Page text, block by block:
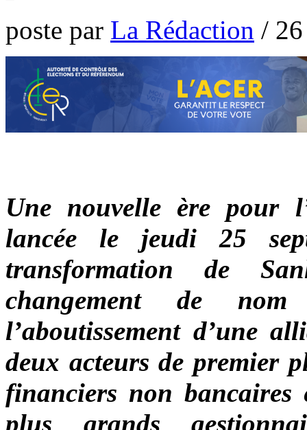
poste par La Rédaction /
Une nouvelle ère pour
lancée le jeudi 25
transformation de
changement de
l’aboutissement d’une
deux acteurs de premier
financiers non
plus grands